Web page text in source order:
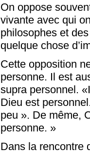
On oppose
vivante avec qui
philosophes et
quelque chose
Cette opposition
personne. Il est
supra personnel.
Dieu est
peu ». De même,
personne. »
Dans la rencontre